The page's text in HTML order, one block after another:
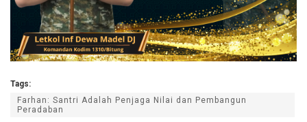
Tags:
Farhan: Santri Adalah Penjaga Nilai dan Pembangun
Peradaban